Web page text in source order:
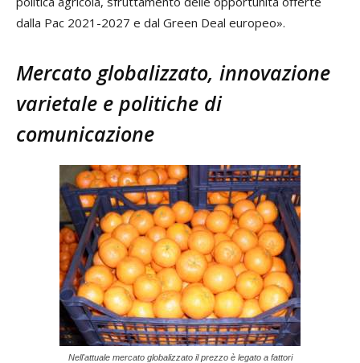
dalla Pac 2021-2027 e dal Green Deal europeo».
Mercato globalizzato, innovazione
varietale e politiche di
comunicazione
Nell'attuale mercato globalizzato il prezzo è legato a fattori